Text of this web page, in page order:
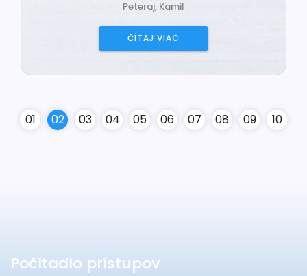
Peteraj, Kamil
ČÍTAJ VIAC
01 02 03 04 05 06 07 08 09 10
Počítadlo prístupov